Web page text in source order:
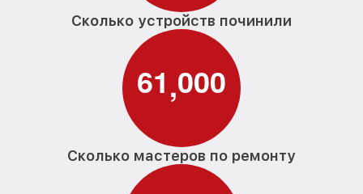
Сколько устройств починили
61,000
Сколько мастеров по ремонту